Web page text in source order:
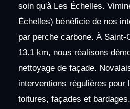
soin qu'à Les Échelles.
Échelles) bénéficie de nos
par perche carbone. À
13.1 km, nous réalisons
nettoyage de façade.
interventions régulières pour
toitures, façades et